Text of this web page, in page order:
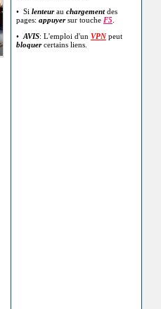
• Si lenteurau chargementdes
pages: appuyersur touche F5
• AVIS: L'emploi d'un VPNpeut
bloquercertains liens.